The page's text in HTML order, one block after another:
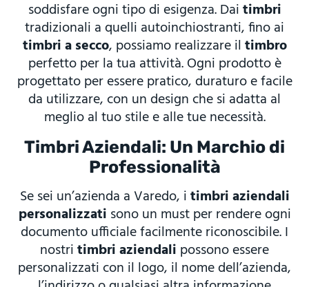
soddisfare ogni tipo di esigenza. Daitimbri
tradizionali a quelli autoinchiostranti, fino ai
timbri a secco, possiamo realizzare iltimbro
perfetto per la tua attività. Ogni prodotto è
progettato per essere pratico, duraturo e facile
da utilizzare, con un design che si adatta al
meglio al tuo stile e alle tue necessità.
Timbri Aziendali: Un Marchio di
Professionalità
Se sei un’azienda a Varedo, itimbri aziendali
personalizzati sono un must per rendere ogni
documento ufficiale facilmente riconoscibile. I
nostritimbri aziendali possono essere
personalizzati con il logo, il nome dell’azienda,